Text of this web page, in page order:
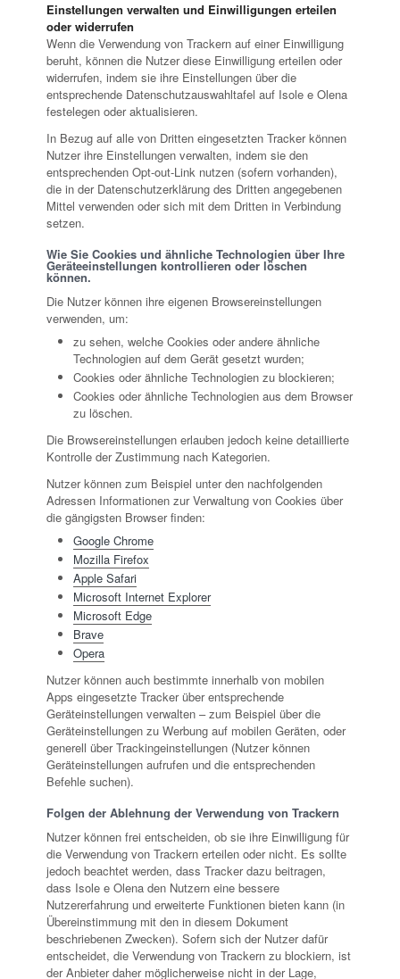
Einstellungen verwalten und Einwilligungen erteilen
oder widerrufen
Wenn die Verwendung von Trackern auf einer Einwilligung
beruht, können die Nutzer diese Einwilligung erteilen oder
widerrufen, indem sie ihre Einstellungen über die
entsprechende Datenschutzauswahltafel auf Isole e Olena
festelegen oder aktualisieren.
In Bezug auf alle von Dritten eingesetzten Tracker können
Nutzer ihre Einstellungen verwalten, indem sie den
entsprechenden Opt-out-Link nutzen (sofern vorhanden),
die in der Datenschutzerklärung des Dritten angegebenen
Mittel verwenden oder sich mit dem Dritten in Verbindung
setzen.
Wie Sie Cookies und ähnliche Technologien über Ihre
Geräteeinstellungen kontrollieren oder löschen
können.
Die Nutzer können ihre eigenen Browsereinstellungen
verwenden, um:
zu sehen, welche Cookies oder andere ähnliche
Technologien auf dem Gerät gesetzt wurden;
Cookies oder ähnliche Technologien zu blockieren;
Cookies oder ähnliche Technologien aus dem Browser
zu löschen.
Die Browsereinstellungen erlauben jedoch keine detaillierte
Kontrolle der Zustimmung nach Kategorien.
Nutzer können zum Beispiel unter den nachfolgenden
Adressen Informationen zur Verwaltung von Cookies über
die gängigsten Browser finden:
Google Chrome
Mozilla Firefox
Apple Safari
Microsoft Internet Explorer
Microsoft Edge
Brave
Opera
Nutzer können auch bestimmte innerhalb von mobilen
Apps eingesetzte Tracker über entsprechende
Geräteinstellungen verwalten – zum Beispiel über die
Geräteinstellungen zu Werbung auf mobilen Geräten, oder
generell über Trackingeinstellungen (Nutzer können
Geräteinstellungen aufrufen und die entsprechenden
Befehle suchen).
Folgen der Ablehnung der Verwendung von Trackern
Nutzer können frei entscheiden, ob sie ihre Einwilligung für
die Verwendung von Trackern erteilen oder nicht. Es sollte
jedoch beachtet werden, dass Tracker dazu beitragen,
dass Isole e Olena den Nutzern eine bessere
Nutzererfahrung und erweiterte Funktionen bieten kann (in
Übereinstimmung mit den in diesem Dokument
beschriebenen Zwecken). Sofern sich der Nutzer dafür
entscheidet, die Verwendung von Trackern zu blockiern, ist
der Anbieter daher möglicherweise nicht in der Lage,